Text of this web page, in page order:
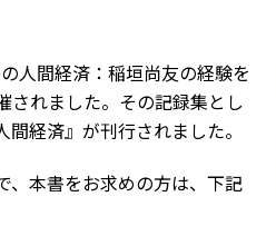
人間経済：稲垣尚友の経験を
されました。その記録集とし
経済』が刊行されました。
、本書をお求めの方は、下記